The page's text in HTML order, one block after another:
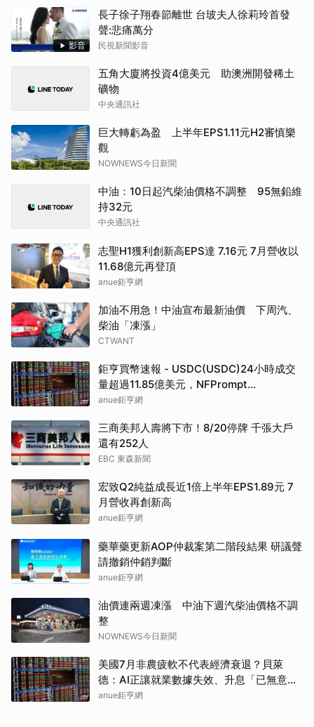
影音
長子徐子翔春節離世 台玻夫人徐莉玲首發
聲:悲痛萬分
民視新聞影音
五角大廈將投資4億美元 助澳洲開發稀土
礦物
中央通訊社
巨大轉虧為盈 上半年EPS1.11元H2審慎樂
觀
NOWNEWS今日新聞
中油：10日起汽柴油價格不調整 95無鉛維
持32元
中央通訊社
志聖H1獲利創新高EPS達 7.16元 7月營收以
11.68億元再登頂
anue鉅亨網
加油不用急！中油宣布最新油價 下周汽、
柴油「凍漲」
CTWANT
鉅亨買幣速報 - USDC(USDC)24小時成交
量超過11.85億美元，NFPrompt
Token(NFP)24小時漲幅達66.2%
anue鉅亨網
三商美邦人壽將下市！8/20停牌 千張大戶
還有252人
EBC 東森新聞
宏致Q2純益成長近1倍上半年EPS1.89元 7
月營收再創新高
anue鉅亨網
藥華藥更新AOP仲裁案第二階段結果 研議聲
請撤銷仲銷判斷
anue鉅亨網
油價連兩週凍漲 中油下週汽柴油價格不調
整
NOWNEWS今日新聞
美國7月非農疲軟不代表經濟衰退？貝萊
德：AI正讓就業數據失效、升息「已無意
義」
anue鉅亨網